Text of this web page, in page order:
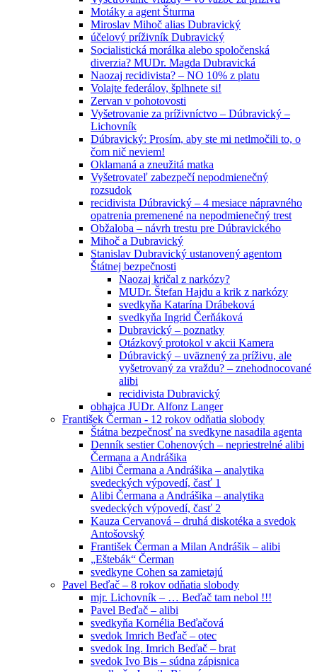
Motáky a agent Šturma
Miroslav Mihoč alias Dubravický
účelový príživník Dubravický
Socialistická morálka alebo spoločenská
diverzia? MUDr. Magda Dubravická
Naozaj recidivista? – NO 10% z platu
Volajte federálov, šplhnete si!
Zervan v pohotovosti
Vyšetrovanie za príživníctvo – Dúbravický –
Lichovník
Dúbravický: Prosím, aby ste mi netlmočili to, o
čom nič neviem!
Oklamaná a zneužitá matka
Vyšetrovateľ zabezpečí nepodmienečný
rozsudok
recidivista Dúbravický – 4 mesiace nápravného
opatrenia premenené na nepodmienečný trest
Obžaloba – návrh trestu pre Dúbravického
Mihoč a Dubravický
Stanislav Dubravický ustanovený agentom
Štátnej bezpečnosti
Naozaj kričal z narkózy?
MUDr. Štefan Hajdu a krik z narkózy
svedkyňa Katarína Drábeková
svedkyňa Ingrid Čerňáková
Dubravický – poznatky
Otázkový protokol v akcii Kamera
Dúbravický – uväznený za príživu, ale
vyšetrovaný za vraždu? – znehodnocované
alibi
recidivista Dubravický
obhajca JUDr. Alfonz Langer
František Čerman - 12 rokov odňatia slobody
Štátna bezpečnosť na svedkyne nasadila agenta
Denník sestier Cohenových – nepriestrelné alibi
Čermana a Andrášika
Alibi Čermana a Andrášika – analytika
svedeckých výpovedí, časť 1
Alibi Čermana a Andrášika – analytika
svedeckých výpovedí, časť 2
Kauza Cervanová – druhá diskotéka a svedok
Antošovský
František Čerman a Milan Andrášik – alibi
„Eštebák“ Čerman
svedkyne Cohen sa zamietajú
Pavel Beďač – 8 rokov odňatia slobody
mjr. Lichovník – … Beďač tam nebol !!!
Pavel Beďač – alibi
svedkyňa Kornélia Beďačová
svedok Imrich Beďač – otec
svedok Ing. Imrich Beďač – brat
svedok Ivo Bis – súdna zápisnica